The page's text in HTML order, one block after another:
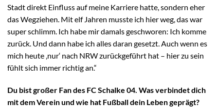
Stadt direkt Einfluss auf meine Karriere hatte, sondern eher
das Wegziehen. Mit elf Jahren musste ich hier weg, das war
super schlimm. Ich habe mir damals geschworen: Ich komme
zurück. Und dann habe ich alles daran gesetzt. Auch wenn es
mich heute ‚nur‘ nach NRW zurückgeführt hat – hier zu sein
fühlt sich immer richtig an.“
Du bist großer Fan des FC Schalke 04. Was verbindet dich
mit dem Verein und wie hat Fußball dein Leben geprägt?